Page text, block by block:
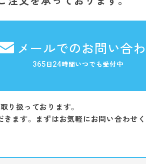
メールでのお問い合
365日24時間いつでも受付中
り扱っております。
ます。まずはお気軽にお問い合わせく